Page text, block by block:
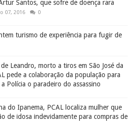
de idosa indevidamente para compras de
das Flores - AL, homem desfere
comemora 142 anos de emancipação
segunda-feira (24), confira a história
0
BLOG DO SERTÃO DE ALAGOAS